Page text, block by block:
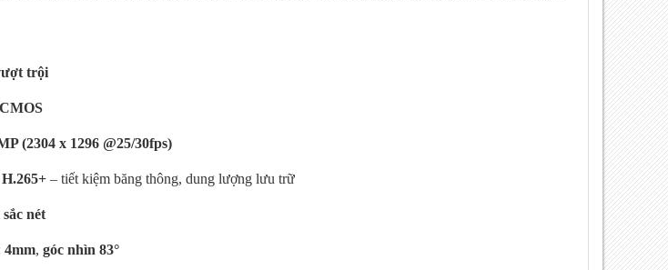
trội
(2304 x 1296 @25/30fps)
H.265+– tiết kiệm băng thông, dung lượng lưu trữ
nét
4mm, góc nhìn 83°